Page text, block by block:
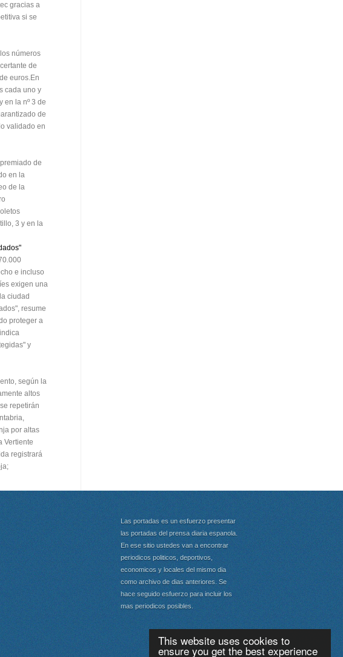
This website uses cookies to
ensure you get the best experience
gracias a
si se
números
de
euros.En
cada uno y
en la nº 3 de
de
validado en
de
en la
de la
3 y en la
e incluso
exigen una
ciudad
resume
proteger a
y
según la
altos
repetirán
por altas
Vertiente
registrará
Las portadas es un esfuerzo presentar
las portadas del prensa diaria espanola.
En ese sitio ustedes van a encontrar
periodicos politicos, deportivos,
economicos y locales del mismo dia
como archivo de dias anteriores. Se
hace seguido esfuerzo para incluir los
mas periodicos posibles.